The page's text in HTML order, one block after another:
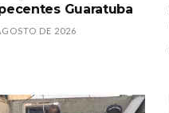
Guaratuba
DE 2026